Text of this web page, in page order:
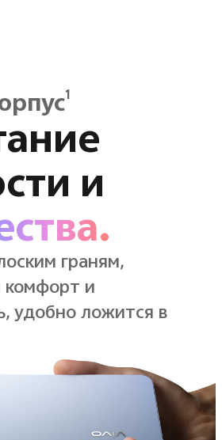
1
и
граням,
и
удобно ложится в